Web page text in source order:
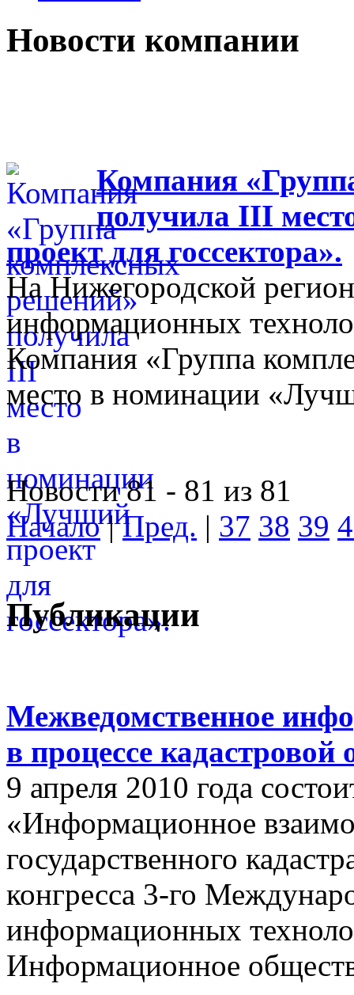
Новости компании
Компания
получила III
проект для госсектора».
На Нижегородской
информационных
Компания «Группа
место в номинации
Новости 81 - 81 из 81
Начало|Пред. | 37 38 39
Публикации
Межведомственное
в процессе
9 апреля 2010 года
«Информационное
государственного
конгресса 3-го
информационных
Информационное